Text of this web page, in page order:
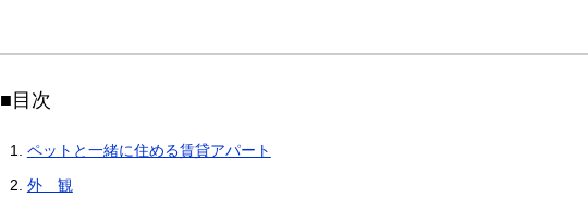
■目次
ペットと一緒に住める賃貸アパート
外 観